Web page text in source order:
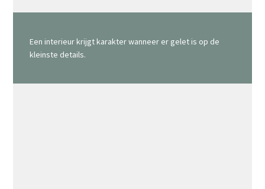
Een interieur krijgt karakter wanneer er gelet is op de
kleinste details.